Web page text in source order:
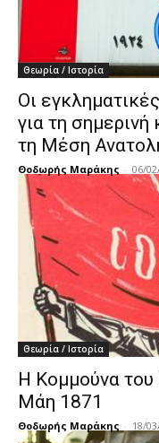
Θεωρία / Ιστορία
Οι
για τη
τη Μέση
Θοδωρής Μαράκης - 06/
Θεωρία / Ιστορία
H Κομμούνα
Μάη 1871
Θοδωρής Μαράκης - 18/